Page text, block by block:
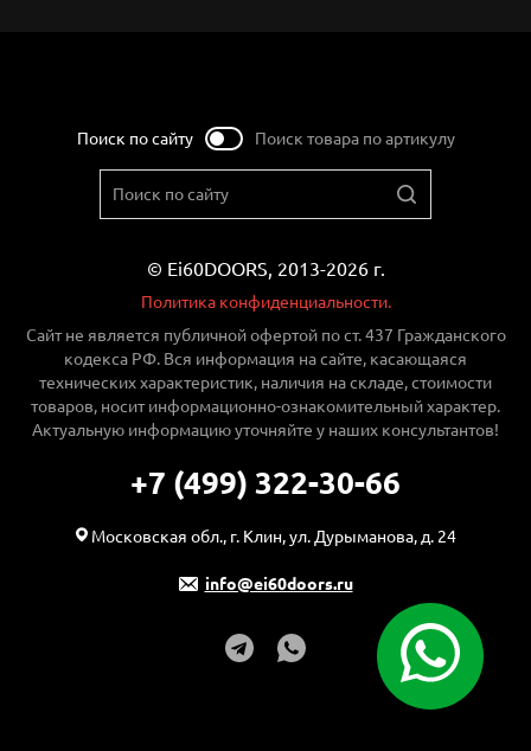
Поиск по сайту Поиск товара по артикулу
© Ei60DOORS, 2013-2026 г.
Политика конфиденциальности.
Сайт не является публичной офертой по ст. 437 Гражданского
кодекса РФ. Вся информация на сайте, касающаяся
технических характеристик, наличия на складе, стоимости
товаров, носит информационно-ознакомительный характер.
Актуальную информацию уточняйте у наших консультантов!
+7 (499) 322-30-66
Московская обл., г. Клин, ул. Дурыманова, д. 24
info@ei60doors.ru